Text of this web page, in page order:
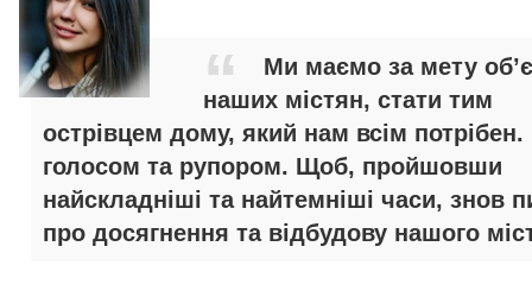
Ми маємо за мету
наших містян, стати тим
острівцем дому, який нам всім потрібен.
голосом та рупором. Щоб, пройшовши
найскладніші та найтемніші часи, знов
про досягнення та відбудову нашого